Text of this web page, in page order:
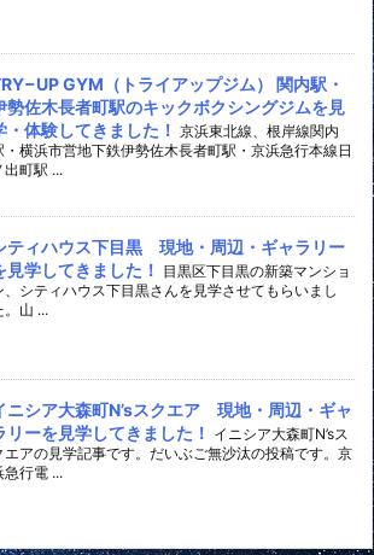
GYM（トライアップジム） 関内駅・
勢佐木長者町駅のキックボクシングジムを見
・体験してきました！ 京浜東北線、根岸線関内
・横浜市営地下鉄伊勢佐木長者町駅・京浜急行本線日
出町駅 ...
ティハウス下目黒 現地・周辺・ギャラリー
見学してきました！ 目黒区下目黒の新築マンショ
、シティハウス下目黒さんを見学させてもらいまし
。山 ...
ニシア大森町N’sスクエア 現地・周辺・ギャ
リーを見学してきました！ イニシア大森町N’sス
エアの見学記事です。だいぶご無沙汰の投稿です。京
急行電 ...